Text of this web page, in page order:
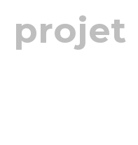
projet